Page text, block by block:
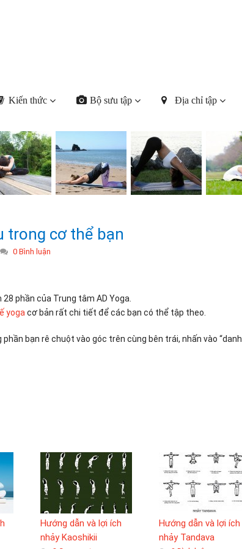
Kiến thức Bộ sưu tập Địa chỉ tập
trong cơ thể bạn
0 Bình luận
phần của Trung tâm AD Yoga.
yoga cơ bản rất chi tiết để các bạn có thể tập theo.
bạn rê chuột vào góc trên cùng bên trái, nhấn vào “danh
Hướng dẫn và lợi ích
nhảy Kaoshikii
Hướng dẫn và lợi ích
nhảy Tandava